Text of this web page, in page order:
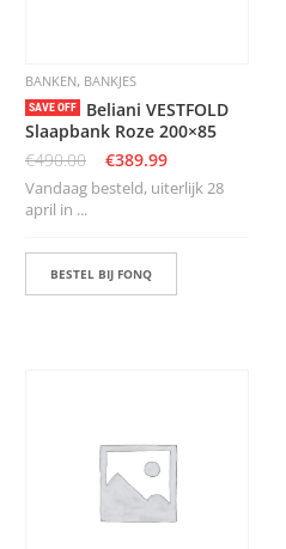
BANKEN, BANKJES
SAVE OFF
Beliani VESTFOLD
Slaapbank Roze 200×85
€490.00 €389.99
Vandaag besteld, uiterlijk 28
april in ...
BESTEL BIJ FONQ